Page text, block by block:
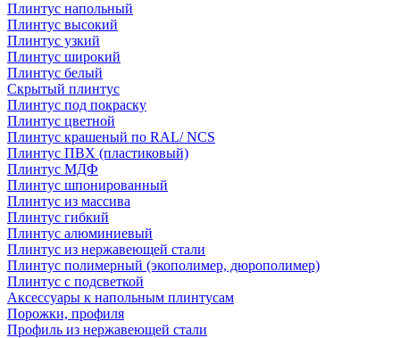
Плинтус напольный
Плинтус высокий
Плинтус узкий
Плинтус широкий
Плинтус белый
Скрытый плинтус
Плинтус под покраску
Плинтус цветной
Плинтус крашеный по RAL/ NCS
Плинтус ПВХ (пластиковый)
Плинтус МДФ
Плинтус шпонированный
Плинтус из массива
Плинтус гибкий
Плинтус алюминиевый
Плинтус из нержавеющей стали
Плинтус полимерный (экополимер, дюрополимер)
Плинтус с подсветкой
Аксессуары к напольным плинтусам
Порожки, профиля
Профиль из нержавеющей стали